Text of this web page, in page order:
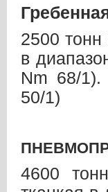
2500 тонн
в
Nm 68/
50/1)
4600